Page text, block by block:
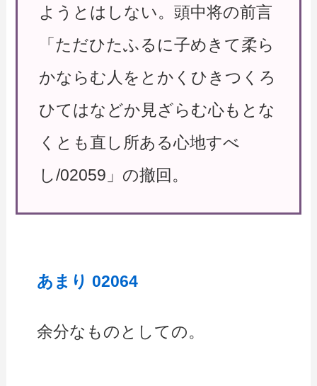
ようとはしない。頭中将の前言
「ただひたふるに子めきて柔ら
かならむ人をとかくひきつくろ
ひてはなどか見ざらむ心もとな
くとも直し所ある心地すべ
し/02059」の撤回。
あまり 02064
余分なものとしての。